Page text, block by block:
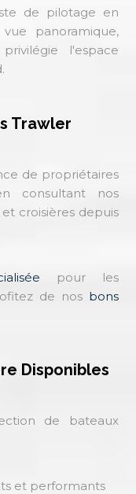
de pilotage en
panoramique,
privilégie l'espace
Trawler
de propriétaires
consultant nos
croisières depuis
pour les
de nos bons
Disponibles
de bateaux
et performants